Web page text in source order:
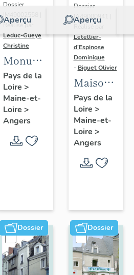
Aperçu
Dossier
IM49002558 |
Réalisé par
Leduc-Gueye
Christine
Monument
aux
morts,
église
paroissiale
Saint-
Joseph
Pays de la
Loire >
Maine-et-
Loire >
Angers
Aperçu
Dossier
IA49000941 |
Réalisé par
Letellier-
d'Espinose
Dominique
- Biguet Olivier
Maisons
jumelles,
12 bis, 12
ter
boulevard
Arago
Pays de la
Loire >
Maine-et-
Loire >
Angers
Dossier Dossier